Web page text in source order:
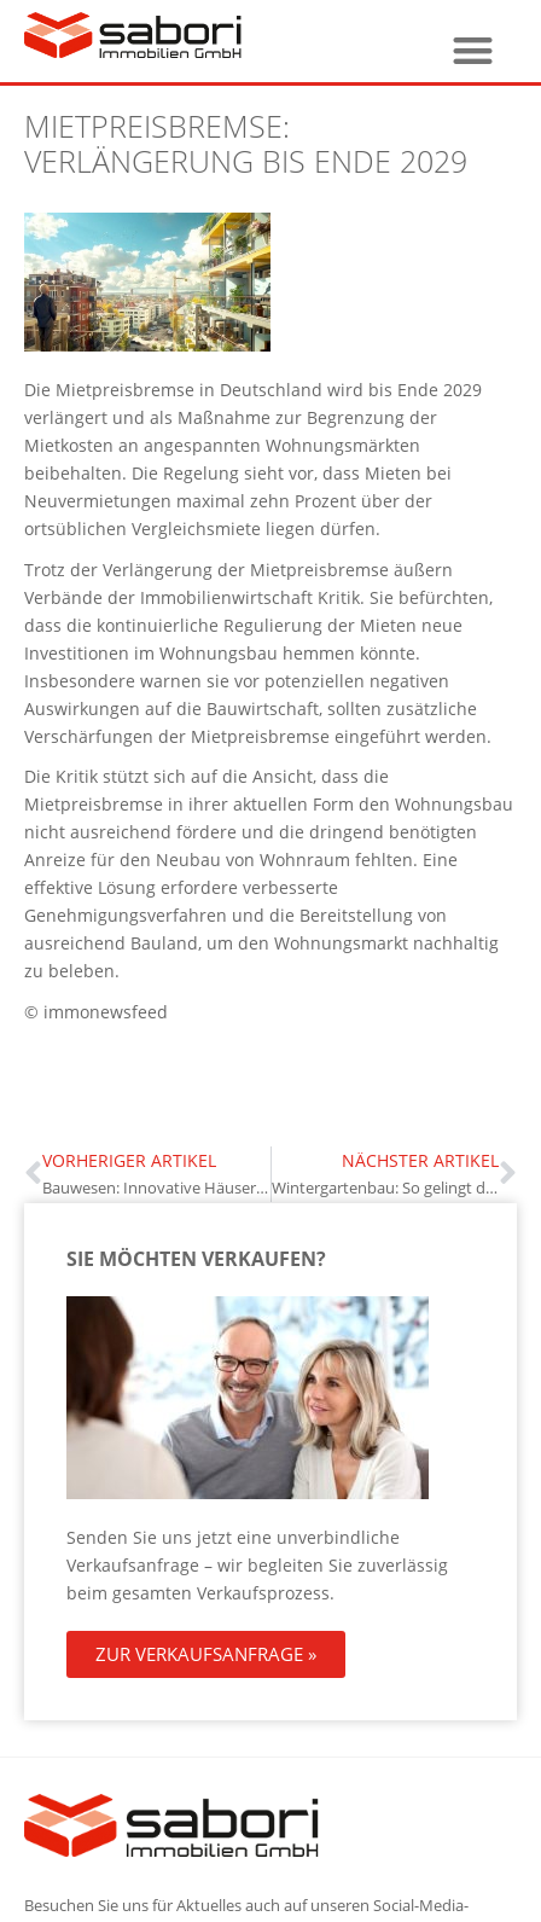
MIETPREISBREMSE:
VERLÄNGERUNG BIS ENDE 2029
Die Mietpreisbremse in Deutschland wird bis Ende 2029
verlängert und als Maßnahme zur Begrenzung der
Mietkosten an angespannten Wohnungsmärkten
beibehalten. Die Regelung sieht vor, dass Mieten bei
Neuvermietungen maximal zehn Prozent über der
ortsüblichen Vergleichsmiete liegen dürfen.
Trotz der Verlängerung der Mietpreisbremse äußern
Verbände der Immobilienwirtschaft Kritik. Sie befürchten,
dass die kontinuierliche Regulierung der Mieten neue
Investitionen im Wohnungsbau hemmen könnte.
Insbesondere warnen sie vor potenziellen negativen
Auswirkungen auf die Bauwirtschaft, sollten zusätzliche
Verschärfungen der Mietpreisbremse eingeführt werden.
Die Kritik stützt sich auf die Ansicht, dass die
Mietpreisbremse in ihrer aktuellen Form den Wohnungsbau
nicht ausreichend fördere und die dringend benötigten
Anreize für den Neubau von Wohnraum fehlten. Eine
effektive Lösung erfordere verbesserte
Genehmigungsverfahren und die Bereitstellung von
ausreichend Bauland, um den Wohnungsmarkt nachhaltig
zu beleben.
© immonewsfeed
VORHERIGER ARTIKEL
Bauwesen: Innovative Häuser aus dem 3D-Drucker
NÄCHSTER ARTIKEL
Wintergartenbau: So gelingt die professionelle Planung
SIE MÖCHTEN VERKAUFEN?
Senden Sie uns jetzt eine unverbindliche
Verkaufsanfrage – wir begleiten Sie zuverlässig
beim gesamten Verkaufsprozess.
ZUR VERKAUFSANFRAGE »
Besuchen Sie uns für Aktuelles auch auf unseren Social-Media-